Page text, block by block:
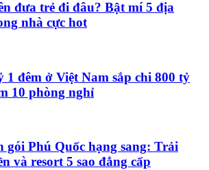
đưa trẻ đi đâu? Bật mí 5 địa
nhà cực hot
1 đêm ở Việt Nam sắp chi 800 tỷ
10 phòng nghỉ
gói Phú Quốc hạng sang: Trải
và resort 5 sao đẳng cấp